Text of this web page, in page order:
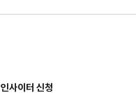
인사이터 신청